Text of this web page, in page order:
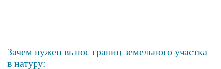
Зачем нужен вынос границ земельного участка
в натуру: